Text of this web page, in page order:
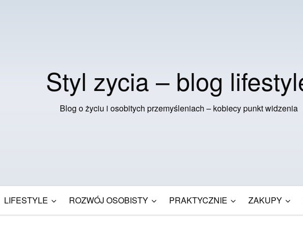
Styl zycia – blog
Blog o życiu i osobitych przemyśleniach – kobiecy punkt widzenia
LIFESTYLE ROZWÓJ OSOBISTY PRAKTYCZNIE ZAKUPY